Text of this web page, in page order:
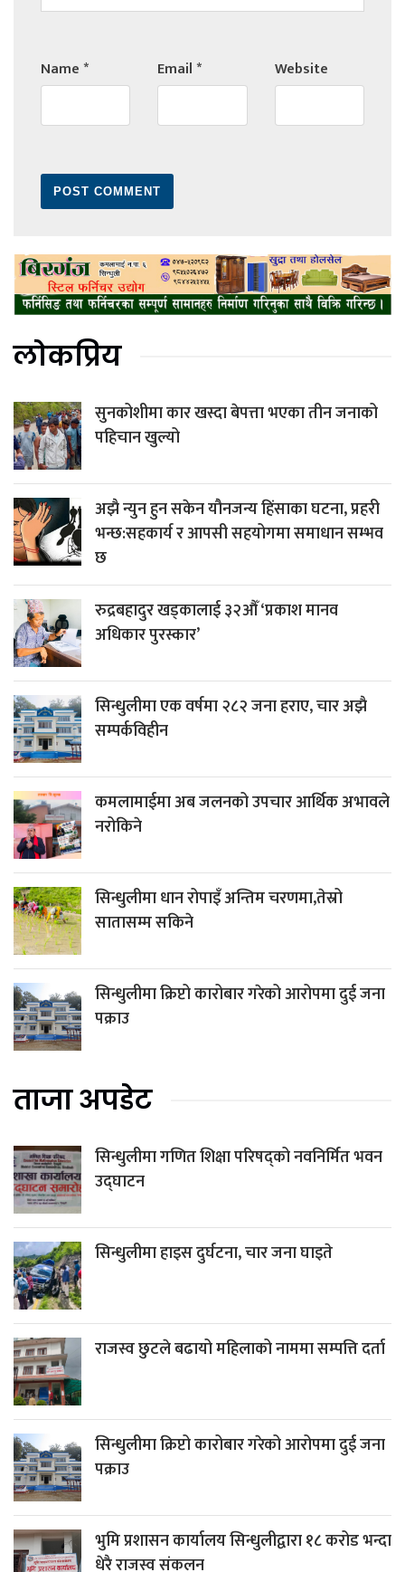
Name* Email* Website
लोकप्रिय
सुनकोशीमा कार खस्दा बेपत्ता भएका तीन जनाको
पहिचान खुल्यो
अझै न्युन हुन सकेन यौनजन्य हिंसाका घटना, प्रहरी
भन्छ:सहकार्य र आपसी सहयोगमा समाधान सम्भव
छ
रुद्रबहादुर खड्कालाई ३२औँ ‘प्रकाश मानव
अधिकार पुरस्कार’
सिन्धुलीमा एक वर्षमा २८२ जना हराए, चार अझै
सम्पर्कविहीन
कमलामाईमा अब जलनको उपचार आर्थिक अभावले
नरोकिने
सिन्धुलीमा धान रोपाइँ अन्तिम चरणमा,तेस्रो
सातासम्म सकिने
सिन्धुलीमा क्रिप्टो कारोबार गरेको आरोपमा दुई जना
पक्राउ
ताजा अपडेट
सिन्धुलीमा गणित शिक्षा परिषद्को नवनिर्मित भवन
उद्घाटन
सिन्धुलीमा हाइस दुर्घटना, चार जना घाइते
राजस्व छुटले बढायो महिलाको नाममा सम्पत्ति दर्ता
सिन्धुलीमा क्रिप्टो कारोबार गरेको आरोपमा दुई जना
पक्राउ
भुमि प्रशासन कार्यालय सिन्धुलीद्वारा १८ करोड भन्दा
धेरै राजस्व संकलन